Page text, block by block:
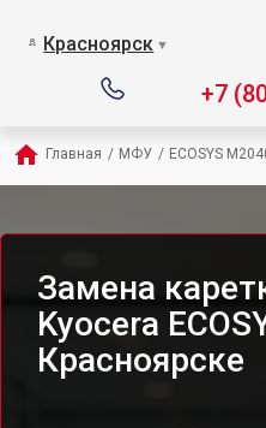
Красноярск ▼
+7
Главная / МФУ / ECOSYS
Замена
Kyocera
Красноярске